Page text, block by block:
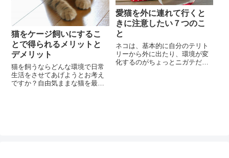
猫をケージ飼いにするこ
とで得られるメリットと
デメリット
猫を飼うならどんな環境で日常
生活をさせてあげようとお考え
ですか？自由気ままな猫を最初
愛猫を外に連れて行くと
きに注意したい７つのこ
と
ネコは、基本的に自分のテリト
リーから外に出たり、環境が変
化するのがちょっとニガテだと